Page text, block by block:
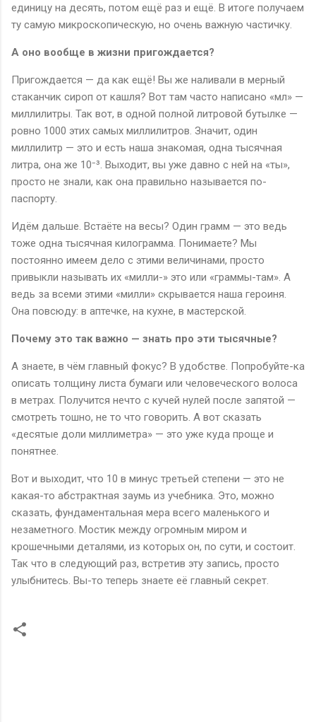
единицу на десять, потом ещё раз и ещё. В итоге получаем
ту самую микроскопическую, но очень важную частичку.
А оно вообще в жизни пригождается?
Пригождается — да как ещё! Вы же наливали в мерный
стаканчик сироп от кашля? Вот там часто написано «мл» —
миллилитры. Так вот, в одной полной литровой бутылке —
ровно 1000 этих самых миллилитров. Значит, один
миллилитр — это и есть наша знакомая, одна тысячная
литра, она же 10⁻³. Выходит, вы уже давно с ней на «ты»,
просто не знали, как она правильно называется по-
паспорту.
Идём дальше. Встаёте на весы? Один грамм — это ведь
тоже одна тысячная килограмма. Понимаете? Мы
постоянно имеем дело с этими величинами, просто
привыкли называть их «милли-» это или «граммы-там». А
ведь за всеми этими «милли» скрывается наша героиня.
Она повсюду: в аптечке, на кухне, в мастерской.
Почему это так важно — знать про эти тысячные?
А знаете, в чём главный фокус? В удобстве. Попробуйте-ка
описать толщину листа бумаги или человеческого волоса
в метрах. Получится нечто с кучей нулей после запятой —
смотреть тошно, не то что говорить. А вот сказать
«десятые доли миллиметра» — это уже куда проще и
понятнее.
Вот и выходит, что 10 в минус третьей степени — это не
какая-то абстрактная заумь из учебника. Это, можно
сказать, фундаментальная мера всего маленького и
незаметного. Мостик между огромным миром и
крошечными деталями, из которых он, по сути, и состоит.
Так что в следующий раз, встретив эту запись, просто
улыбнитесь. Вы-то теперь знаете её главный секрет.